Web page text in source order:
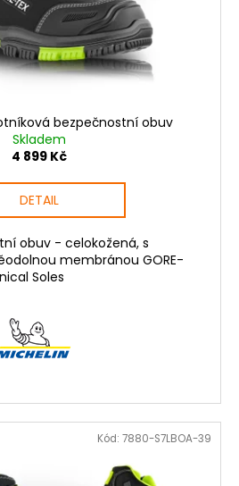
bezpečnostní obuv
Skladem
4 899 Kč
DETAIL
obuv - celokožená, s
membránou GORE-
Soles
Kód: 7880-S7LBOA-39